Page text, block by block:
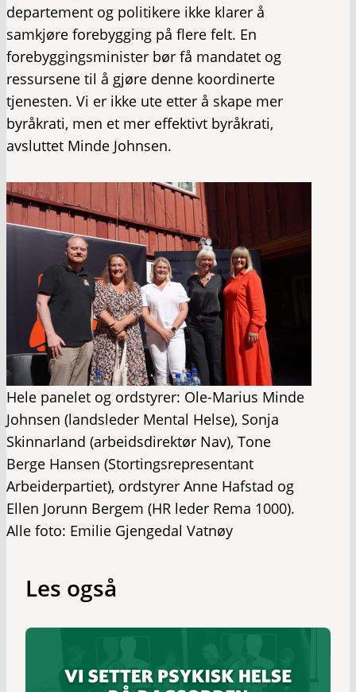
departement og politikere ikke klarer å
samkjøre forebygging på flere felt. En
forebyggingsminister bør få mandatet og
ressursene til å gjøre denne koordinerte
tjenesten. Vi er ikke ute etter å skape mer
byråkrati, men et mer effektivt byråkrati,
avsluttet Minde Johnsen.
Hele panelet og ordstyrer: Ole-Marius Minde
Johnsen (landsleder Mental Helse), Sonja
Skinnarland (arbeidsdirektør Nav), Tone
Berge Hansen (Stortingsrepresentant
Arbeiderpartiet), ordstyrer Anne Hafstad og
Ellen Jorunn Bergem (HR leder Rema 1000).
Alle foto: Emilie Gjengedal Vatnøy
Les også